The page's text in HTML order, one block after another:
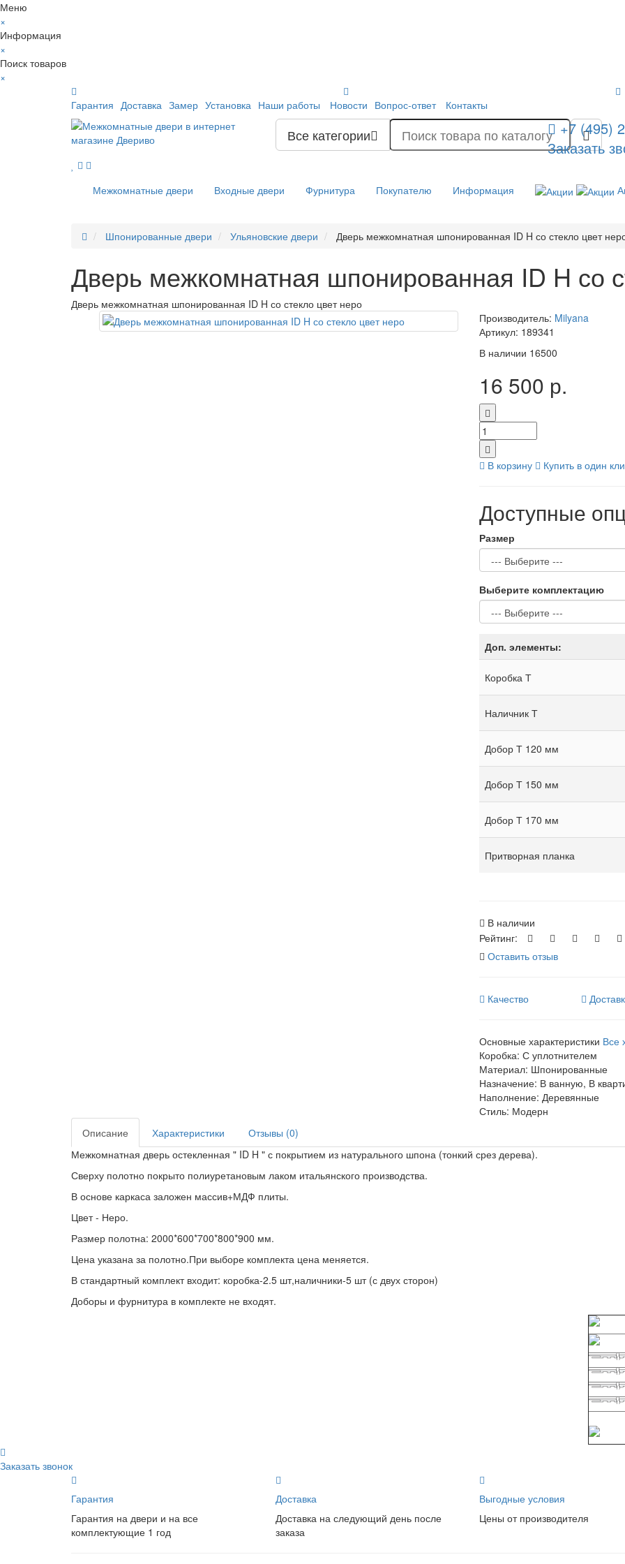
Меню
×
Информация
×
Поиск товаров
×
Гарантия Доставка Замер Установка Наши работы Новости Вопрос-ответ Контакты
Все категории
+7 (495)
Заказать
Межкомнатные двери Входные двери Фурнитура Покупателю Информация
Шпонированные двери Ульяновские двери Дверь межкомнатная шпонированная ID H со стекло цвет
Дверь межкомнатная шпонированная ID H со
Дверь межкомнатная шпонированная ID H со стекло цвет неро
Производитель: Milyana
Артикул: 189341
В наличии 16500
16 500 р.
В корзину Купить в один
Доступные
Размер
Выберите комплектацию
Доп. элементы:
Коробка Т
Наличник Т
Добор Т 120 мм
Добор Т 150 мм
Добор Т 170 мм
Притворная планка
В наличии
Рейтинг:
Оставить отзыв
Качество
Основные характеристики Все
Коробка: С уплотнителем
Материал: Шпонированные
Назначение: В ванную, В
Наполнение: Деревянные
Стиль: Модерн
Описание
Характеристики
Отзывы (0)
Межкомнатная дверь остекленная " ID H " с покрытием из натурального шпона (тонкий срез дерева).
Сверху полотно покрыто полиуретановым лаком итальянского производства.
В основе каркаса заложен массив+МДФ плиты.
Цвет - Неро.
Размер полотна: 2000*600*700*800*900 мм.
Цена указана за полотно.При выборе комплекта цена меняется.
В стандартный комплект входит: коробка-2.5 шт,наличники-5 шт (с двух сторон)
Доборы и фурнитура в комплекте не входят.
Заказать звонок
Гарантия
Гарантия на двери и на все
комплектующие 1 год
Доставка
Доставка на следующий день после
заказа
Выгодные условия
Цены от производителя